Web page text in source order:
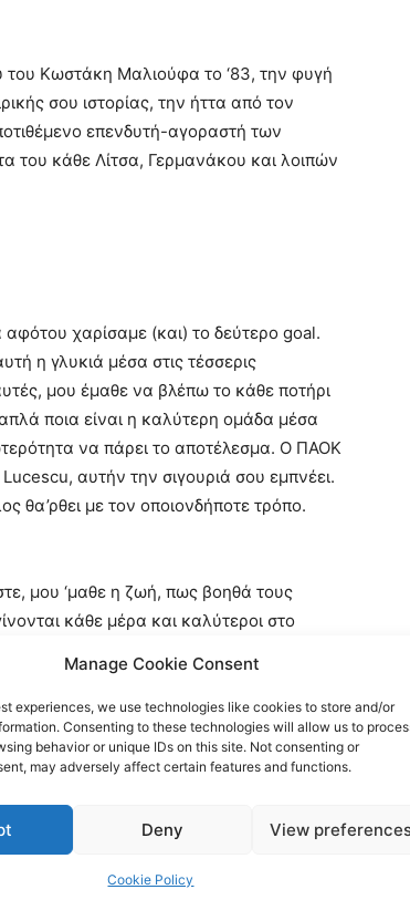
Manage Cookie Consent
experiences, we use technologies like cookies to store and/or
Consenting to these technologies will allow us to
behavior or unique IDs on this site. Not consenting or
may adversely affect certain features and functions.
Deny View
Cookie Policy
του Κωστάκη Μαλιούφα το ‘83, την φυγή
σου ιστορίας, την ήττα από τον
επενδυτή-αγοραστή των
του κάθε Λίτσα, Γερμανάκου και λοιπών
χαρίσαμε (και) το δεύτερο goal.
η γλυκιά μέσα στις τέσσερις
μου έμαθε να βλέπω το κάθε ποτήρι
ποια είναι η καλύτερη ομάδα μέσα
να πάρει το αποτέλεσμα. Ο ΠΑΟΚ
αυτήν την σιγουριά σου εμπνέει.
θα’ρθει με τον οποιονδήποτε τρόπο.
μου ‘μαθε η ζωή, πως βοηθά τους
κάθε μέρα και καλύτεροι στο
πάντα και αει, προέρχεται από
την περιμένουν, όπως την
με την πρωινή πτήση από την
λίγων ημερών, για την χώρα της
να ζεις εδώ και 30 χρόνια, σαν
Όπως η ΠΑΟΚάρα του Ρουμάνου,
επαγγελματική, πέντε και δέκα